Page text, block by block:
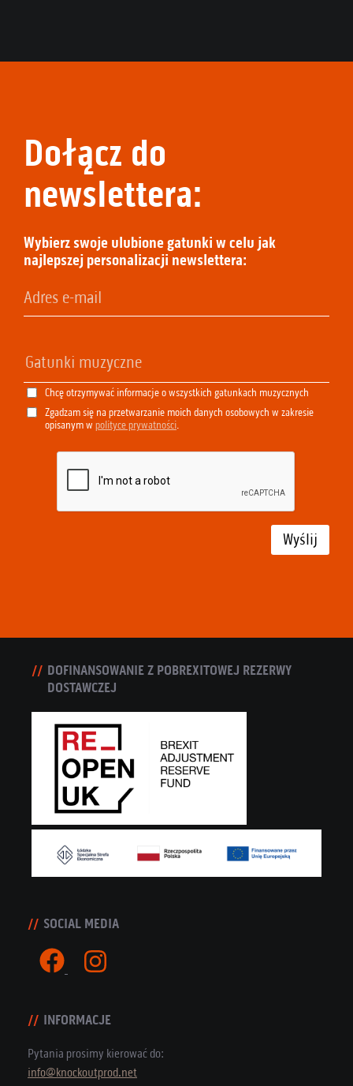
Dołącz do
newslettera:
Wybierz swoje ulubione gatunki w celu jak
najlepszej personalizacji newslettera:
Chcę otrzymywać informacje o wszystkich gatunkach muzycznych
Zgadzam się na przetwarzanie moich danych osobowych w zakresie
opisanym w polityce prywatności.
Wyślij
DOFINANSOWANIE Z POBREXITOWEJ REZERWY
DOSTAWCZEJ
SOCIAL MEDIA
INFORMACJE
Pytania prosimy kierować do:
info@knockoutprod.net